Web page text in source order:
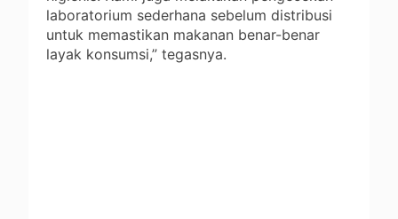
laboratorium sederhana sebelum distribusi
untuk memastikan makanan benar-benar
layak konsumsi,” tegasnya.